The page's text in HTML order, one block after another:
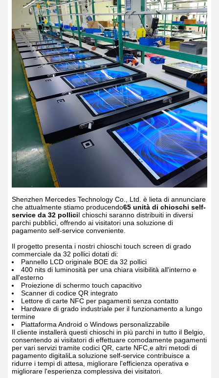
Shenzhen Mercedes Technology Co., Ltd. è lieta di annunciare
che attualmente stiamo producendo65 unità di chioschi self-
service da 32 polliciI chioschi saranno distribuiti in diversi
parchi pubblici, offrendo ai visitatori una soluzione di
pagamento self-service conveniente.
Il progetto presenta i nostri chioschi touch screen di grado
commerciale da 32 pollici dotati di:
Pannello LCD originale BOE da 32 pollici
400 nits di luminosità per una chiara visibilità all'interno e
all'esterno
Proiezione di schermo touch capacitivo
Scanner di codice QR integrato
Lettore di carte NFC per pagamenti senza contatto
Hardware di grado industriale per il funzionamento a lungo
termine
Piattaforma Android o Windows personalizzabile
Il cliente installerà questi chioschi in più parchi in tutto il Belgio,
consentendo ai visitatori di effettuare comodamente pagamenti
per vari servizi tramite codici QR, carte NFC,e altri metodi di
pagamento digitaliLa soluzione self-service contribuisce a
ridurre i tempi di attesa, migliorare l'efficienza operativa e
migliorare l'esperienza complessiva dei visitatori.